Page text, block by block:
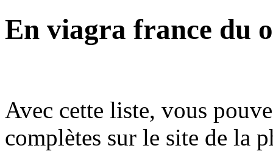
En viagra france du
Avec cette liste, vous
complètes sur le site de la